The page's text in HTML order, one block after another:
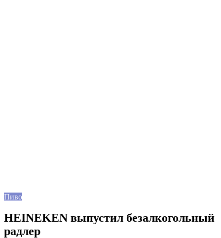
Пиво
HEINEKEN выпустил безалкогольный
радлер